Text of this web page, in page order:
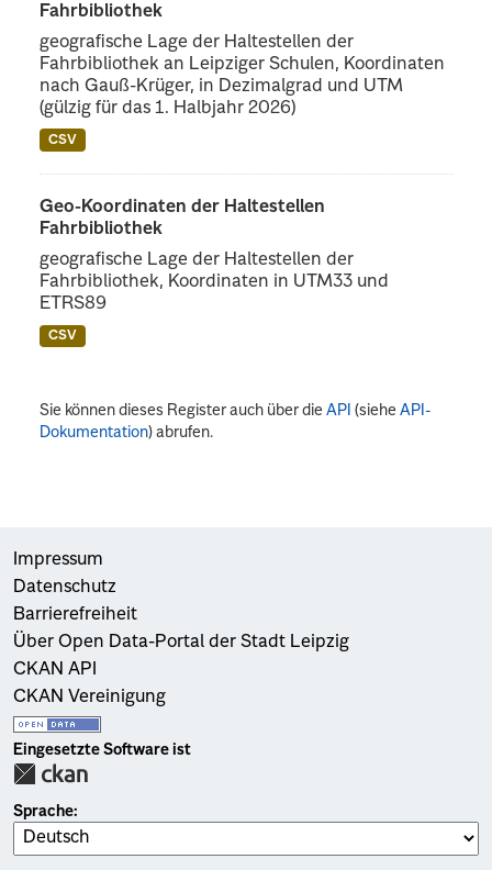
Fahrbibliothek
geografische Lage der Haltestellen der
Fahrbibliothek an Leipziger Schulen, Koordinaten
nach Gauß-Krüger, in Dezimalgrad und UTM
(gülzig für das 1. Halbjahr 2026)
CSV
Geo-Koordinaten der Haltestellen
Fahrbibliothek
geografische Lage der Haltestellen der
Fahrbibliothek, Koordinaten in UTM33 und
ETRS89
CSV
Sie können dieses Register auch über dieAPI (sieheAPI-
Dokumentation) abrufen.
Impressum
Datenschutz
Barrierefreiheit
Über Open Data-Portal der Stadt Leipzig
CKAN API
CKAN Vereinigung
Eingesetzte Software ist
Sprache